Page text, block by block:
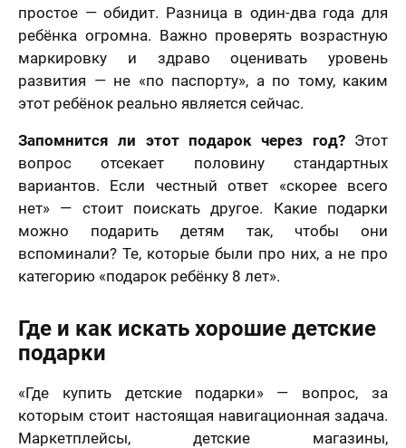
простое — обидит. Разница в один-два года для
ребёнка огромна. Важно проверять возрастную
маркировку и здраво оценивать уровень
развития — не «по паспорту», а по тому, каким
этот ребёнок реально является сейчас.
Запомнится ли этот подарок через год?Этот
вопрос отсекает половину стандартных
вариантов. Если честный ответ «скорее всего
нет» — стоит поискать другое. Какие подарки
можно подарить детям так, чтобы они
вспоминали? Те, которые были про них, а не про
категорию «подарок ребёнку 8 лет».
Где и как искать хорошие детские
подарки
«Где купить детские подарки» — вопрос, за
которым стоит настоящая навигационная задача.
Маркетплейсы, детские магазины,